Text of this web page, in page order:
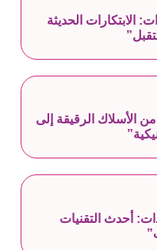
الابتكارات الحديثة
الأسلاك الرقيقة إلى
أحدث التقنيات